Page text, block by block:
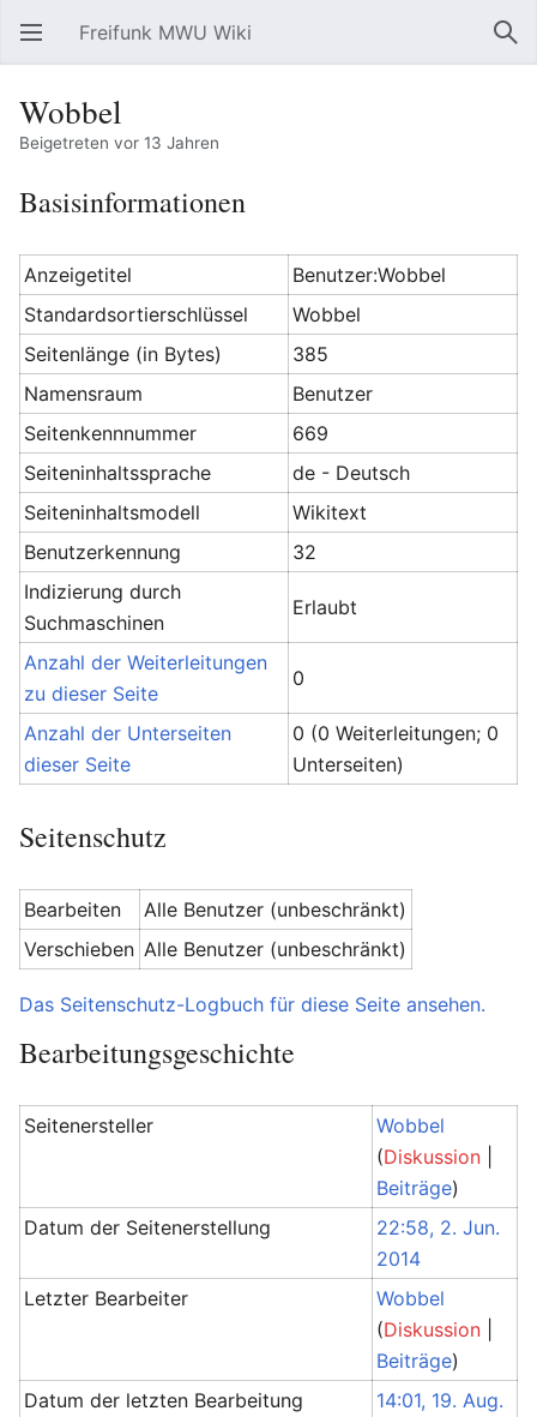
Hauptmenü öffnen Freifunk MWU Wiki
Wobbel
Beigetreten vor 13 Jahren
Basisinformationen
Anzeigetitel
Benutzer:Wobbel
Standardsortierschlüssel
Wobbel
Seitenlänge (in Bytes)
385
Namensraum
Benutzer
Seitenkennnummer
669
Seiteninhaltssprache
de - Deutsch
Seiteninhaltsmodell
Wikitext
Benutzerkennung
32
Indizierung durch
Suchmaschinen
Erlaubt
Anzahl der Weiterleitungen
zu dieser Seite
0
Anzahl der Unterseiten
dieser Seite
0 (0 Weiterleitungen; 0
Unterseiten)
Seitenschutz
Bearbeiten
Alle Benutzer (unbeschränkt)
Verschieben Alle Benutzer (unbeschränkt)
Das Seitenschutz-Logbuch für diese Seite ansehen.
Bearbeitungsgeschichte
Seitenersteller
Wobbel
(Diskussion
Beiträge)
Datum der Seitenerstellung
22:58, 2. Jun.
2014
Letzter Bearbeiter
Wobbel
(Diskussion
Beiträge)
Datum der letzten Bearbeitung
14:01, 19. Aug.